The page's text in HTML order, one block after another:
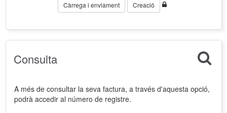
Càrrega i enviament Creació
Consulta
A més de consultar la seva factura, a través d'aquesta opció,
podrà accedir al número de registre.